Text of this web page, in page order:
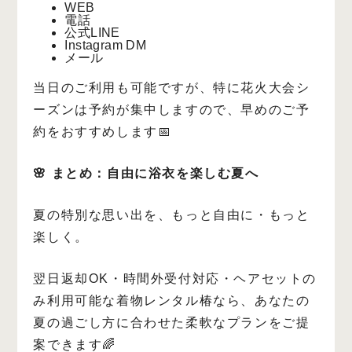
WEB
電話
公式LINE
Instagram DM
メール
当日のご利用も可能ですが、特に花火大会シ
ーズンは予約が集中しますので、早めのご予
約をおすすめします📅
🌸 まとめ：自由に浴衣を楽しむ夏へ
夏の特別な思い出を、もっと自由に・もっと
楽しく。
翌日返却OK・時間外受付対応・ヘアセットの
み利用可能な着物レンタル椿なら、あなたの
夏の過ごし方に合わせた柔軟なプランをご提
案できます🌈